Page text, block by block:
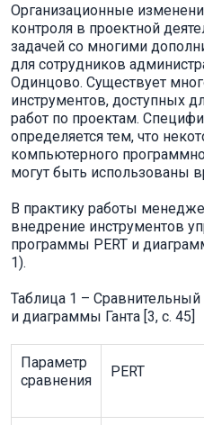
Организационные
контроля в проектной
задачей со многими
для сотрудников
Одинцово. Существует
инструментов, доступных
работ по проектам.
определяется тем, что
компьютерного
могут быть использованы
В практику работы
внедрение инструментов
программы PERT и
1).
Таблица 1 – Сравнительный
и диаграммы Ганта [3, c. 45]
Параметр
сравнения
PERT